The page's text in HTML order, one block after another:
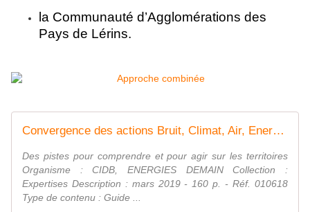
la Communauté d’Agglomérations des
Pays de Lérins.
Convergence des actions Bruit, Climat, Air, Energie pour une planification pe... - ADEME
Des pistes pour comprendre et pour agir sur les territoires
Organisme : CIDB, ENERGIES DEMAIN Collection :
Expertises Description : mars 2019 - 160 p. - Réf. 010618
Type de contenu : Guide ...